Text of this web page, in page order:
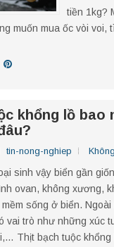
tiền 1kg?
muốn mua ốc vòi voi,
khổng lồ bao
tin-nong-nghiep
sinh vậy biển gần
ovan, không xương,
sống ở biển.
vai trò như những xúc
Thịt bạch tuộc